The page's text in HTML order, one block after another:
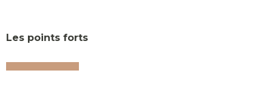
Les points forts